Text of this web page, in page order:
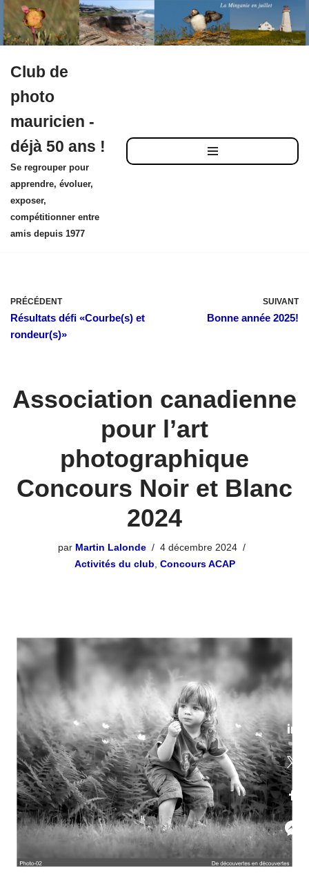
au
contenu
Club de
photo
mauricien -
déjà 50 ans !
Se regrouper pour
apprendre, évoluer,
exposer,
compétitionner entre
amis depuis 1977
PRÉCÉDENT
Résultats défi «Courbe(s) et
rondeur(s)»
SUIVANT
Bonne année 2025!
Association canadienne
pour l’art
photographique
Concours Noir et Blanc
2024
par Martin Lalonde
4 décembre 2024
Activités du club Concours ACAP